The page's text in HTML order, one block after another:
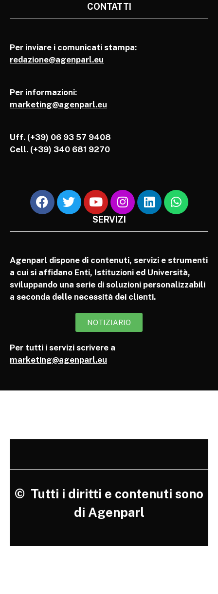
CONTATTI
Per inviare i comunicati stampa:
redazione@agenparl.eu
Per informazioni:
marketing@agenparl.eu
Uff. (+39) 06 93 57 9408
Cell. (+39) 340 681 9270
SERVIZI
Agenparl dispone di contenuti, servizi e strumenti
a cui si affidano Enti, Istituzioni ed Università,
sviluppando una serie di soluzioni personalizzabili
a seconda delle necessità dei clienti.
NOTIZIARIO
Per tutti i servizi scrivere a
marketing@agenparl.eu
© Tutti i diritti e contenuti sono
di Agenparl